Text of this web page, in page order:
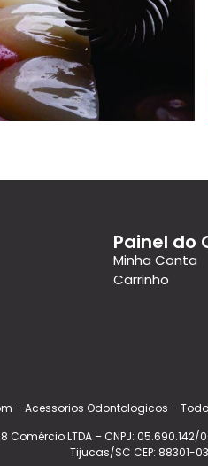
Painel do
Minha Conta
Carrinho
– Acessorios Odontologicos –
Comércio LTDA – CNPJ:
Tijucas/SC CEP: 88301-